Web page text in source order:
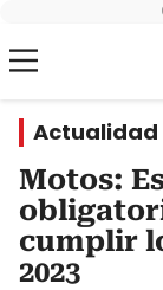
Actualidad
Motos:
cumplir
2023